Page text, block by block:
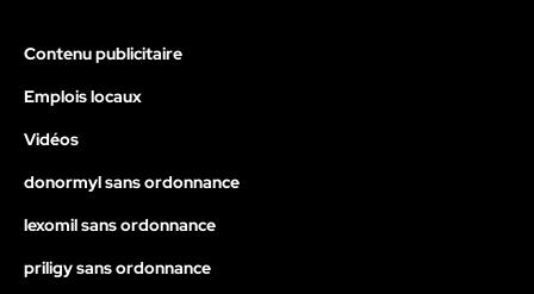
Contenu publicitaire
Emplois locaux
Vidéos
donormyl sans ordonnance
lexomil sans ordonnance
priligy sans ordonnance